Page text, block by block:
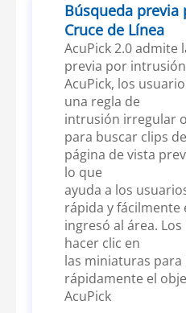
Búsqueda
Cruce de Línea
AcuPick 2.0 admite
previa por
AcuPick, los
una regla de
intrusión irregular
para buscar clips
página de vista
lo que
ayuda a los
rápida y fácilmente
ingresó al área.
hacer clic en
las miniaturas
rápidamente el
AcuPick